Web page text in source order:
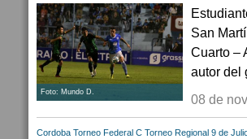
Foto: Mundo D.
San
Cuarto –
autor del
08 de
Cordoba Torneo Federal C Torneo Regional 9 de